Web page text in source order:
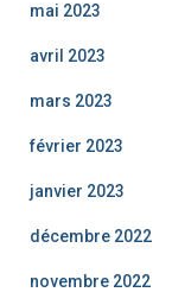
mai 2023
avril 2023
mars 2023
février 2023
janvier 2023
décembre 2022
novembre 2022